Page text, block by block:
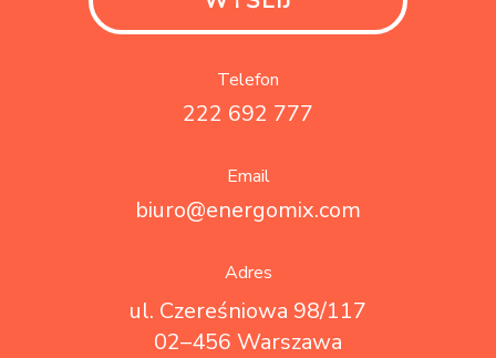
Telefon
222 692 777
Email
biuro@energomix.com
Adres
ul. Czereśniowa 98/117
02–456 Warszawa